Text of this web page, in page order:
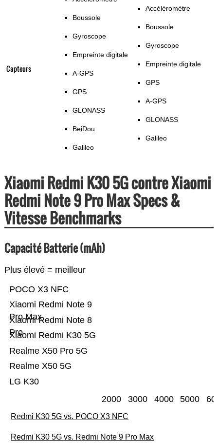
Capteurs
Boussole
Gyroscope
Empreinte digitale
A-GPS
GPS
GLONASS
BeiDou
Galileo
Accéléromètre
Boussole
Gyroscope
Empreinte digitale
GPS
A-GPS
GLONASS
Galileo
Xiaomi Redmi K30 5G contre Xiaomi
Redmi Note 9 Pro Max Specs &
Vitesse Benchmarks
Capacité Batterie (mAh)
Plus élevé = meilleur
LG K30
Realme X50 5G
Realme X50 Pro 5G
Xiaomi Redmi K30 5G
Xiaomi Redmi Note 8
Pro
Xiaomi Redmi Note 9
Pro Max
POCO X3 NFC
2000 3000 4000 5000
Redmi K30 5G vs. POCO X3 NFC
Redmi K30 5G vs. Redmi Note 9 Pro Max